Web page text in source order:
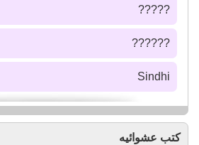
?????
??????
Sindhi
كتب عشوائيه